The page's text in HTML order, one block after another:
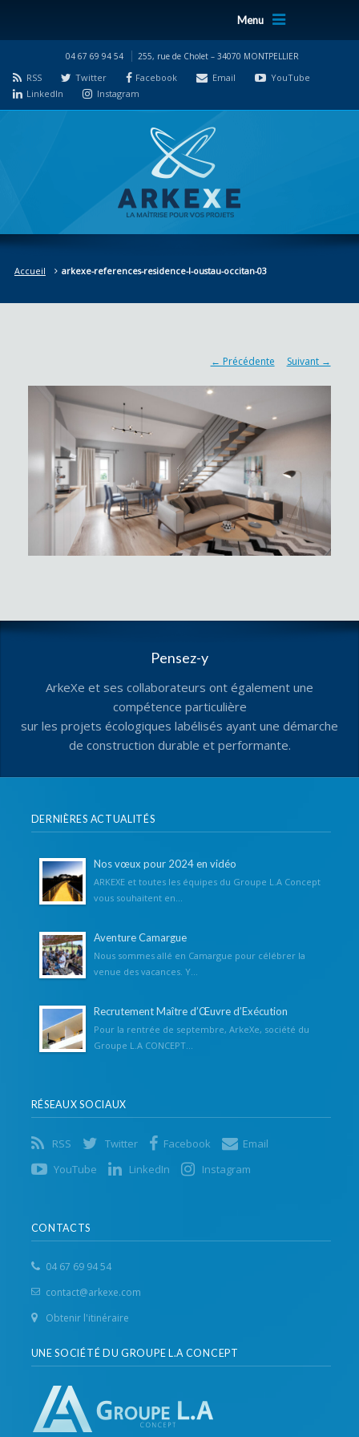
Menu
04 67 69 94 54 255, rue de Cholet – 34070 MONTPELLIER
RSS Twitter Facebook Email
YouTube
LinkedIn
Instagram
Accueil arkexe-references-residence-l-oustau-occitan-03
← Précédente Suivant →
Pensez-y
ArkeXe et ses collaborateurs ont également une
compétence particulière
sur les projets écologiques labélisés ayant une démarche
de construction durable et performante.
DERNIÈRES ACTUALITÉS
Nos vœux pour 2024 en vidéo
ARKEXE et toutes les équipes du Groupe L.A Concept
vous souhaitent en...
Aventure Camargue
Nous sommes allé en Camargue pour célébrer la
venue des vacances. Y...
Recrutement Maître d’Œuvre d’Exécution
Pour la rentrée de septembre, ArkeXe, société du
Groupe L.A CONCEPT...
RÉSEAUX SOCIAUX
RSS Twitter Facebook
Email
YouTube
LinkedIn Instagram
CONTACTS
04 67 69 94 54
contact@arkexe.com
Obtenir l'itinéraire
UNE SOCIÉTÉ DU GROUPE L.A CONCEPT